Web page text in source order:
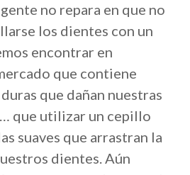
no repara en que no
los dientes con un
encontrar en
que contiene
que dañan nuestras
que utilizar un cepillo
suaves que arrastran la
dientes. Aún